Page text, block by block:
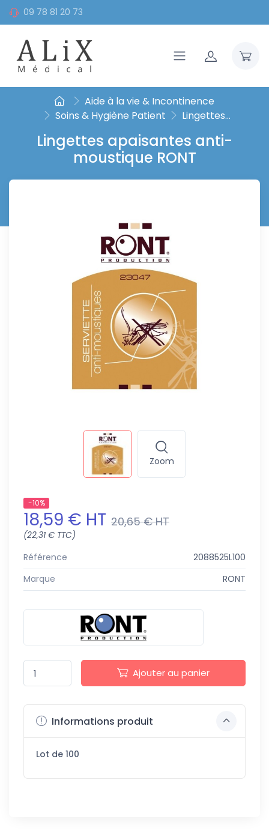
09 78 81 20 73
Aide à la vie & Incontinence
Soins & Hygiène Patient
Lingettes...
Lingettes apaisantes anti-
moustique RONT
Zoom
-10%
18,59 € HT 20,65 € HT
(22,31 € TTC)
Référence
2088525L100
Marque
RONT
Ajouter au panier
Informations produit
Lot de 100